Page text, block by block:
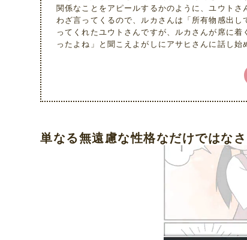
関係なことをアピールするかのように、ユウト
わざ言ってくるので、ルカさんは「所有物感出
ってくれたユウトさんですが、ルカさんが席に
ったよね」と聞こえよがしにアサヒさんに話し始
単なる無遠慮な性格なだけではな